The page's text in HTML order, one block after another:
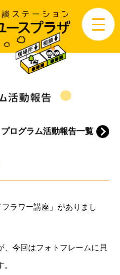
プログラム活動報告一覧
ラワー講座」がありまし
、今回はフォトフレームに貝